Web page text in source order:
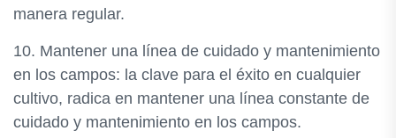
manera regular.
10. Mantener una línea de cuidado y mantenimiento
en los campos: la clave para el éxito en cualquier
cultivo, radica en mantener una línea constante de
cuidado y mantenimiento en los campos.